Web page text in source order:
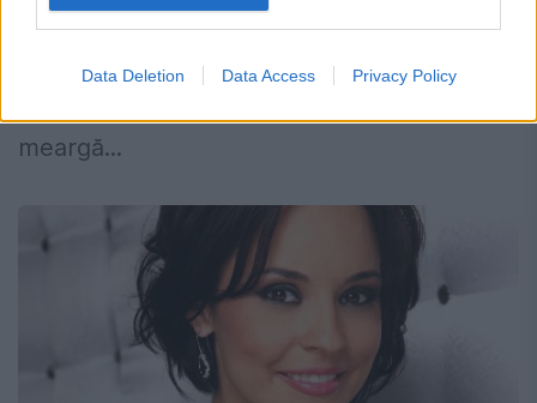
Data Deletion Data Access Privacy Policy
meargă într-o vacanță exotică pentru a se
relaxa, după agitația provocată de botezul
meargă...